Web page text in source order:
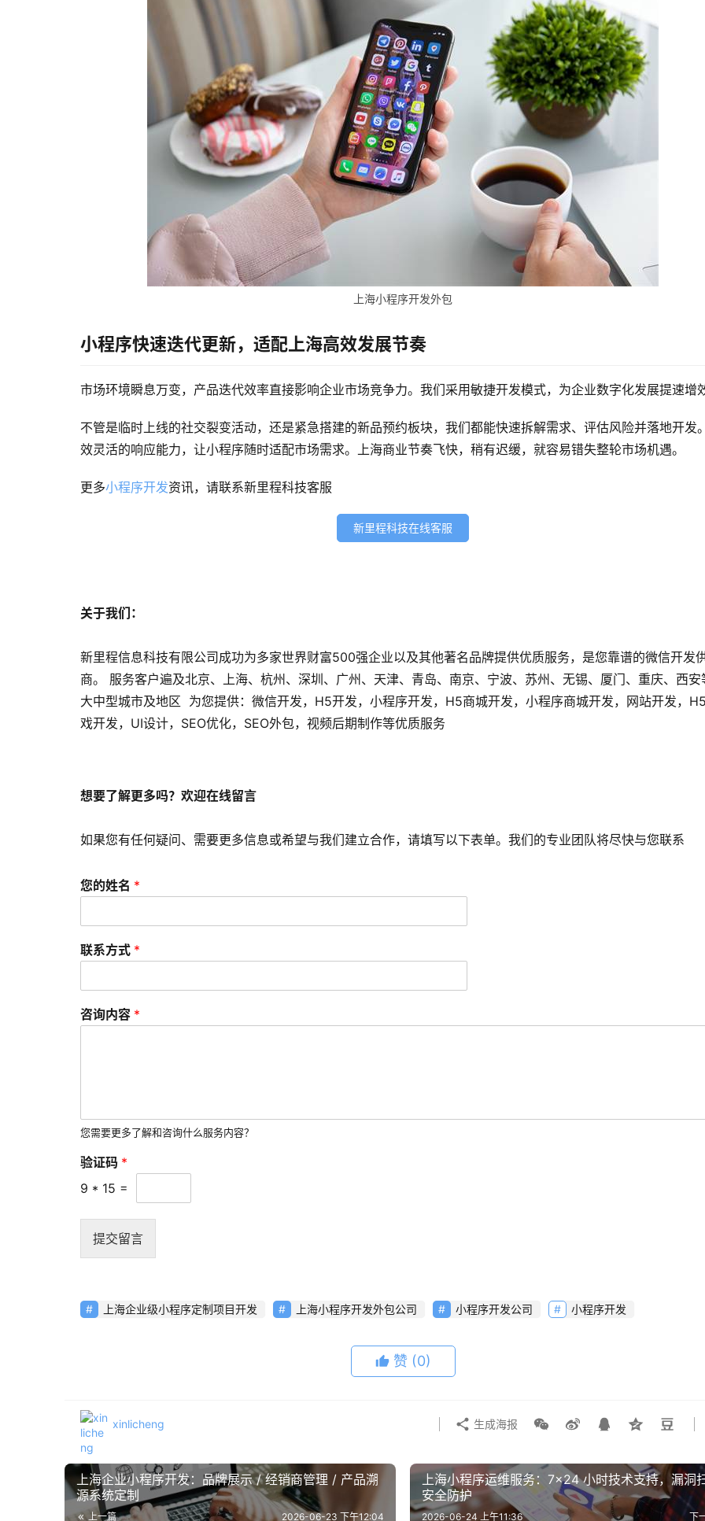
上海小程序开发外包
小程序快速迭代更新，适配上海高效发展节奏
市场环境瞬息万变，产品迭代效率直接影响企业市场竞争力。我们采用敏捷开发模式，为企业数字化发展提速增效
不管是临时上线的社交裂变活动，还是紧急搭建的新品预约板块，我们都能快速拆解需求、评估风险并落地开发
效灵活的响应能力，让小程序随时适配市场需求。上海商业节奏飞快，稍有迟缓，就容易错失整轮市场机遇。
更多小程序开发资讯，请联系新里程科技客服
新里程科技在线客服
关于我们：
新里程信息科技有限公司成功为多家世界财富500强企业以及其他著名品牌提供优质服务，是您靠谱的微信开发
商。 服务客户遍及北京、上海、杭州、深圳、广州、天津、青岛、南京、宁波、苏州、无锡、厦门、重庆、西安
大中型城市及地区 为您提供：微信开发，H5开发，小程序开发，H5商城开发，小程序商城开发，网站开发，
戏开发，UI设计，SEO优化，SEO外包，视频后期制作等优质服务
想要了解更多吗？欢迎在线留言
如果您有任何疑问、需要更多信息或希望与我们建立合作，请填写以下表单。我们的专业团队将尽快与您联系
您的姓名 *
联系方式 *
咨询内容 *
您需要更多了解和咨询什么服务内容？
验证码 *
9 * 15 =
提交留言
上海企业级小程序定制项目开发 上海小程序开发外包公司 小程序开发公司 小程序开发
赞 (0)
xinlicheng 生成海报
上海企业小程序开发：品牌展示 / 经销商管理 / 产品溯
源系统定制
上一篇 2026-06-23 下午12:04
上海小程序运维服务：7×24 小时技术支持，漏洞
安全防护
下
2026-06-24 上午11:36